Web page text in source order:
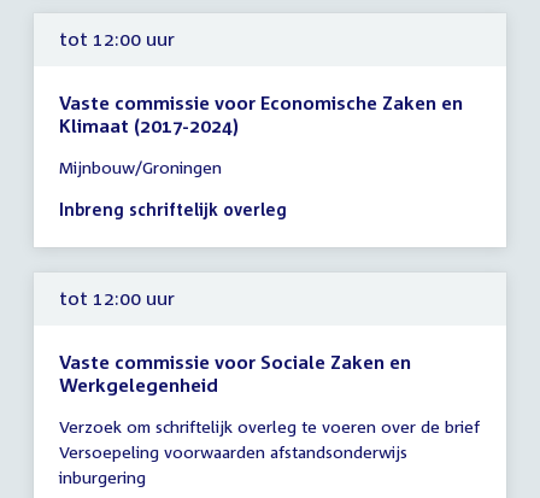
tot 12:00 uur
Vaste commissie voor Economische Zaken en
Klimaat (2017-2024)
vergadering
tot
uur
Mijnbouw/Groningen
Inbreng schriftelijk overleg
tot 12:00 uur
Vaste commissie voor Sociale Zaken en
Werkgelegenheid
vergadering
tot
12:00
Verzoek om schriftelijk overleg te voeren over de brief
Versoepeling voorwaarden afstandsonderwijs
inburgering